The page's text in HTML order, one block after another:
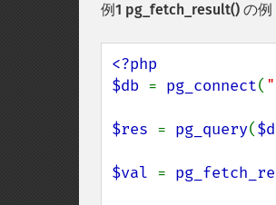
例1 pg_fetch_result() の例
<?php
$db = pg_connect(
$res = pg_query(
$val =